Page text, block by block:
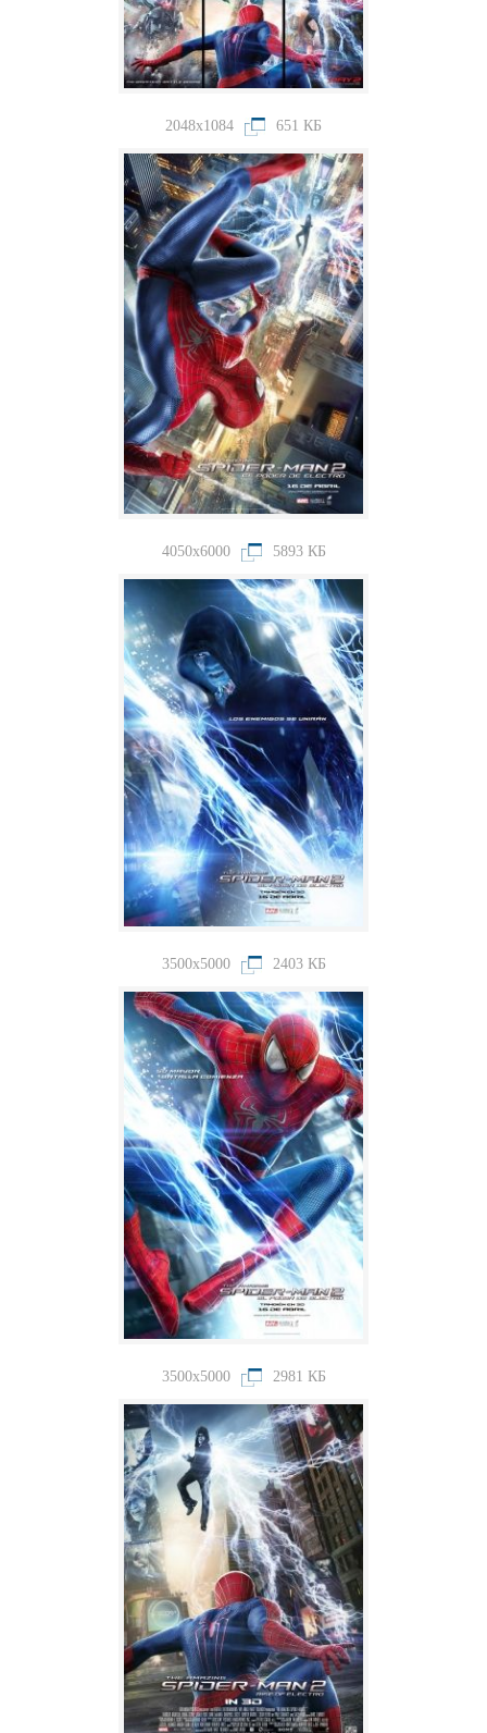
2048x1084 651 КБ
4050x6000 5893 КБ
3500x5000 2403 КБ
3500x5000 2981 КБ